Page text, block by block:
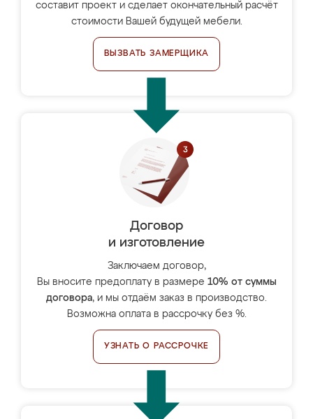
составит проект и сделает окончательный расчёт
стоимости Вашей будущей мебели.
ВЫЗВАТЬ ЗАМЕРЩИКА
Договор
и изготовление
Заключаем договор,
Вы вносите предоплату в размере 10% от суммы
договора, и мы отдаём заказ в производство.
Возможна оплата в рассрочку без %.
УЗНАТЬ О РАССРОЧКЕ